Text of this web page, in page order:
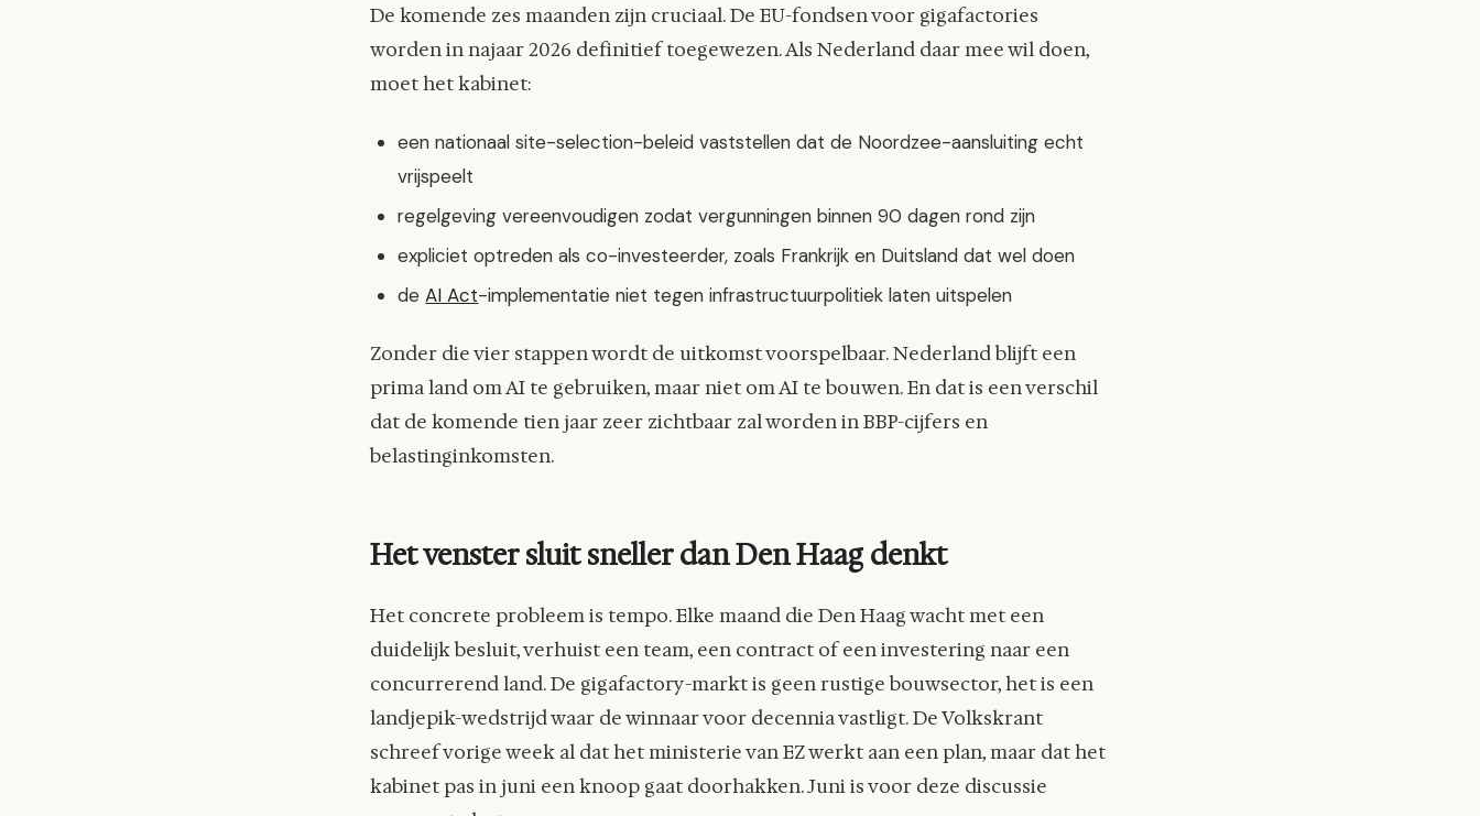
De komende zes maanden zijn cruciaal. De EU-fondsen voor gigafactories
worden in najaar 2026 definitief toegewezen. Als Nederland daar mee wil doen,
moet het kabinet:
een nationaal site-selection-beleid vaststellen dat de Noordzee-aansluiting echt
vrijspeelt
regelgeving vereenvoudigen zodat vergunningen binnen 90 dagen rond zijn
expliciet optreden als co-investeerder, zoals Frankrijk en Duitsland dat wel doen
deAI Act-implementatie niet tegen infrastructuurpolitiek laten uitspelen
Zonder die vier stappen wordt de uitkomst voorspelbaar. Nederland blijft een
prima land om AI te gebruiken, maar niet om AI te bouwen. En dat is een verschil
dat de komende tien jaar zeer zichtbaar zal worden in BBP-cijfers en
belastinginkomsten.
Het venster sluit sneller dan Den Haag denkt
Het concrete probleem is tempo. Elke maand die Den Haag wacht met een
duidelijk besluit, verhuist een team, een contract of een investering naar een
concurrerend land. De gigafactory-markt is geen rustige bouwsector, het is een
landjepik-wedstrijd waar de winnaar voor decennia vastligt. De Volkskrant
schreef vorige week al dat het ministerie van EZ werkt aan een plan, maar dat het
kabinet pas in juni een knoop gaat doorhakken. Juni is voor deze discussie